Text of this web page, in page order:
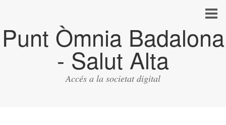
Punt Òmnia Badalona
- Salut Alta
Accés a la societat digital